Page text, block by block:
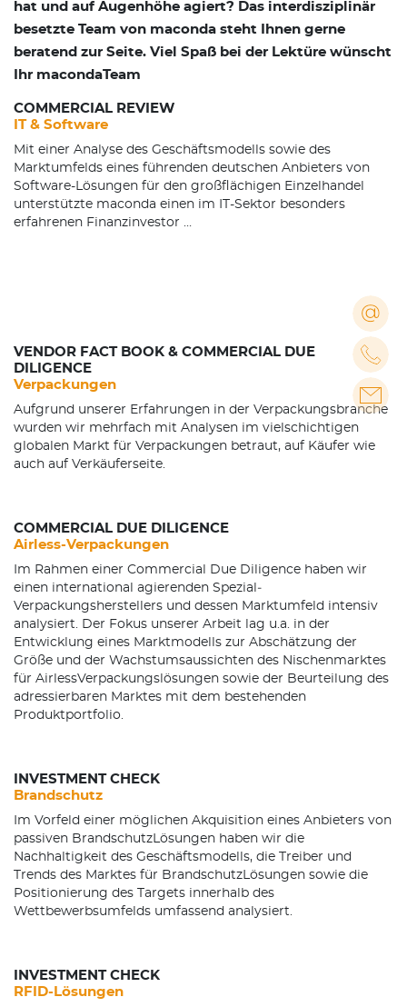
hat und auf Augenhöhe agiert? Das interdisziplinär
besetzte Team von maconda steht Ihnen gerne
beratend zur Seite. Viel Spaß bei der Lektüre wünscht
Ihr maconda­Team
COMMERCIAL REVIEW
IT & Software
Mit einer Analyse des Geschäftsmodells sowie des
Marktumfelds eines führenden deutschen Anbieters von
Software­-Lösungen für den großflächigen Einzelhandel
unterstützte maconda einen im IT­-Sektor besonders
erfahrenen Finanzinvestor …
VENDOR FACT BOOK & COMMERCIAL DUE
DILIGENCE
Verpackungen
Aufgrund unserer Erfahrungen in der Verpackungsbranche
wurden wir mehrfach mit Analysen im vielschichtigen
globalen Markt für Verpackungen betraut, auf Käufer­ wie
auch auf Verkäuferseite.
COMMERCIAL DUE DILIGENCE
Airless-­Verpackungen
Im Rahmen einer Commercial Due Diligence haben wir
einen international agierenden Spezial­
Verpackungsherstellers und dessen Marktumfeld intensiv
analysiert. Der Fokus unserer Arbeit lag u.a. in der
Entwicklung eines Marktmodells zur Abschätzung der
Größe und der Wachstumsaussichten des Nischenmarktes
für Airless­Verpackungslösungen sowie der Beurteilung des
adressierbaren Marktes mit dem bestehenden
Produktportfolio.
INVESTMENT CHECK
Brandschutz
Im Vorfeld einer möglichen Akquisition eines Anbieters von
passiven Brandschutz­Lösungen haben wir die
Nachhaltigkeit des Geschäftsmodells, die Treiber und
Trends des Marktes für Brandschutz­Lösungen sowie die
Positionierung des Targets innerhalb des
Wettbewerbsumfelds umfassend analysiert.
INVESTMENT CHECK
RFID-­Lösungen